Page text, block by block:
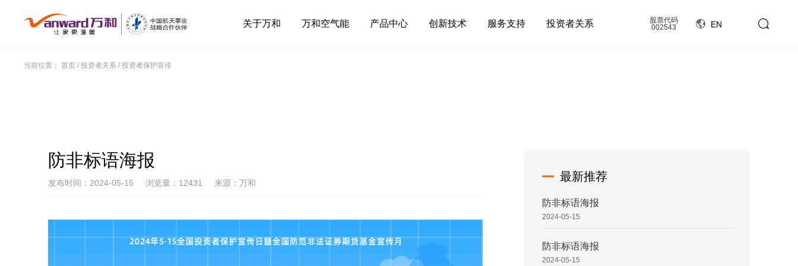
关于万和 万和空气能 产品中心 创新技术 服务支持 投资者关系
股票代码
002543
EN
当前位置：首页 /投资者关系 /投资者保护宣传
防非标语海报
发布时间：2024-05-15 浏览量：12431 来源：万和 最新推荐
防非标语海报
2024-05-15
防非标语海报
2024-05-15